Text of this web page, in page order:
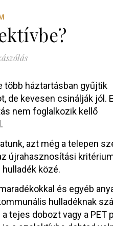
több háztartásban gyűjtik
de kevesen csinálják jól.
nem foglalkozik kellő
azt még a telepen
újrahasznosítási
közé.
és egyéb
hulladéknak
tejes dobozt vagy a PET